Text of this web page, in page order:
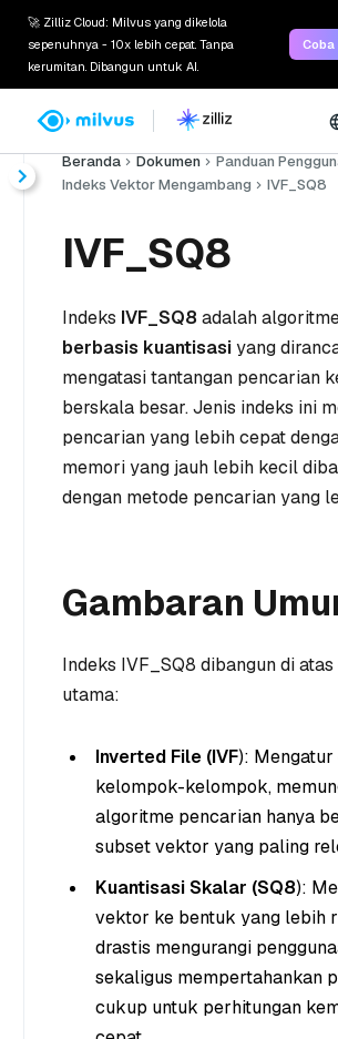
🚀 Zilliz Cloud: Milvus yang dikelola
sepenuhnya - 10x lebih cepat. Tanpa
kerumitan. Dibangun untuk AI.
Beranda Dokumen Panduan
Indeks Vektor Mengambang
IVF_SQ8
IVF_SQ8
Indeks IVF_SQ8 adalah
berbasis kuantisasiyang
mengatasi tantangan pencarian
berskala besar. Jenis indeks ini
pencarian yang lebih cepat
memori yang jauh lebih kecil
dengan metode pencarian yang
Gambaran
Indeks IVF_SQ8 dibangun di
utama:
Inverted File (IVF):
kelompok-kelompok,
algoritme pencarian hanya
subset vektor yang paling
Kuantisasi Skalar (SQ8):
vektor ke bentuk yang lebih
drastis mengurangi
sekaligus mempertahankan
cukup untuk perhitungan